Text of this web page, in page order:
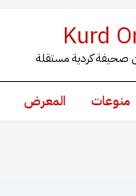
Kurd
صحيفة كردية مستقلة
منوعات المعرض